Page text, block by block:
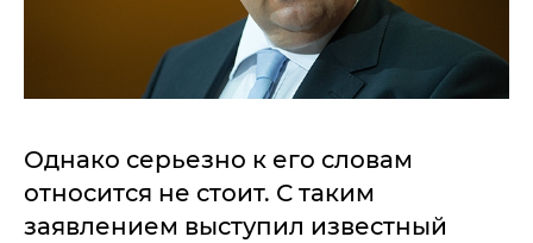
Однако серьезно к его словам
относится не стоит. С таким
заявлением выступил известный